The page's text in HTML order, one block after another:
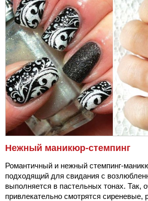
Нежный маникюр-стемпинг
Романтичный и нежный стемпинг-
подходящий для свидания с
выполняется в пастельных тонах. Так,
привлекательно смотрятся сиреневые,